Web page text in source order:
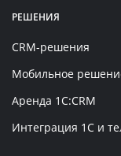
РЕШЕНИЯ
CRM-решения
Мобильное
Аренда 1C:CRM
Интеграция 1С и